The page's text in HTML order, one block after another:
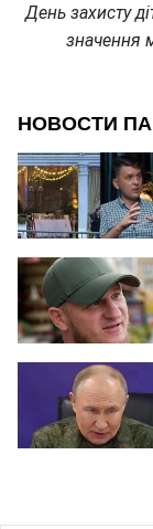
День захисту
значення